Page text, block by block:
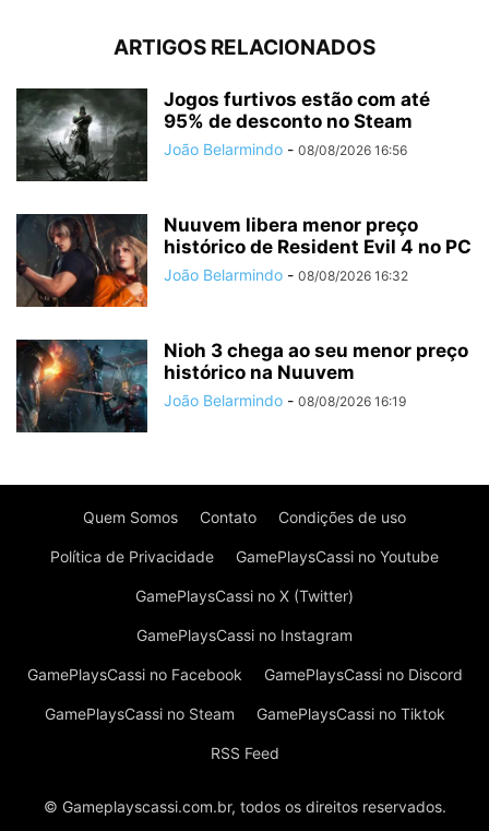
ARTIGOS RELACIONADOS
Jogos furtivos estão com até
95% de desconto no Steam
João Belarmindo - 08/08/2026 16:56
Nuuvem libera menor preço
histórico de Resident Evil 4 no PC
João Belarmindo - 08/08/2026 16:32
Nioh 3 chega ao seu menor preço
histórico na Nuuvem
João Belarmindo - 08/08/2026 16:19
Quem Somos Contato Condições de uso
Política de Privacidade GamePlaysCassi no Youtube
GamePlaysCassi no X (Twitter)
GamePlaysCassi no Instagram
GamePlaysCassi no Facebook GamePlaysCassi no Discord
GamePlaysCassi no Steam GamePlaysCassi no Tiktok
RSS Feed
© Gameplayscassi.com.br, todos os direitos reservados.